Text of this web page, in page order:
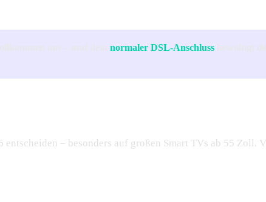
normaler DSL-Anschluss
– besonders auf großen Smart TVs ab 55 Zoll.